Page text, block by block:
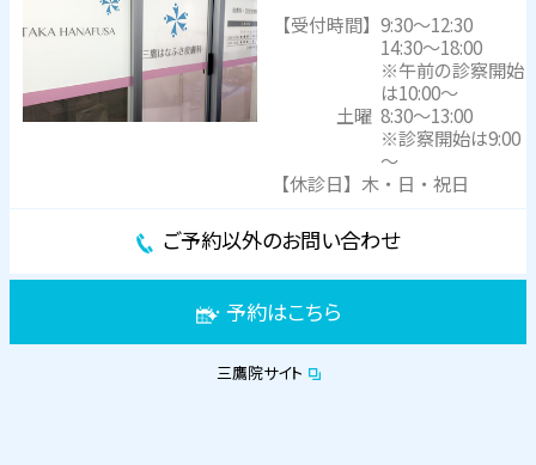
【受付時間】9:30～12:30
14:30～18:00
※午前の診察開始
は10:00～
土曜 8:30～13:00
※診察開始は9:00
～
【休診日】木・日・祝日
ご予約以外のお問い合わせ
予約はこちら
三鷹院サイト